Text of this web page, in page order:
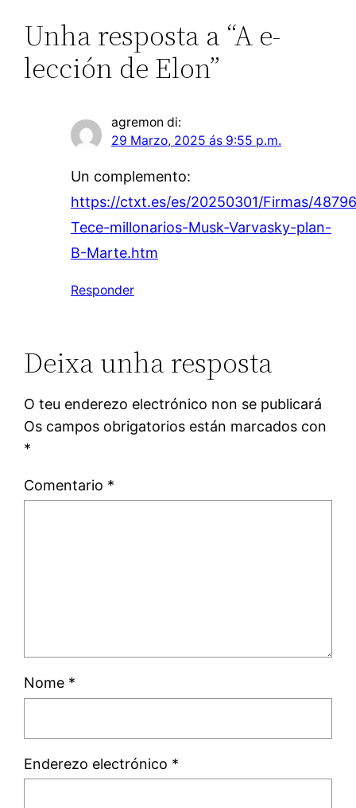
Unha resposta a “A e-
lección de Elon”
agremon di:
29 Marzo, 2025 ás 9:55 p.m.
Un complemento:
https://ctxt.es/es/20250301/Firmas/
Tece-millonarios-Musk-Varvasky-plan-
B-Marte.htm
Responder
Deixa unha resposta
O teu enderezo electrónico non se publicará
Os campos obrigatorios están marcados con
*
Comentario *
Nome *
Enderezo electrónico *